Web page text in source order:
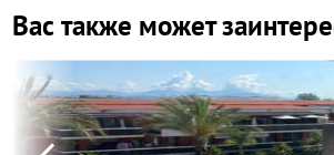
Вас также может